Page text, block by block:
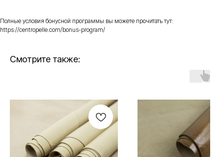
Полные условия бонусной программы вы можете прочитать тут:
https://centropelle.com/bonus-program/
Смотрите также: